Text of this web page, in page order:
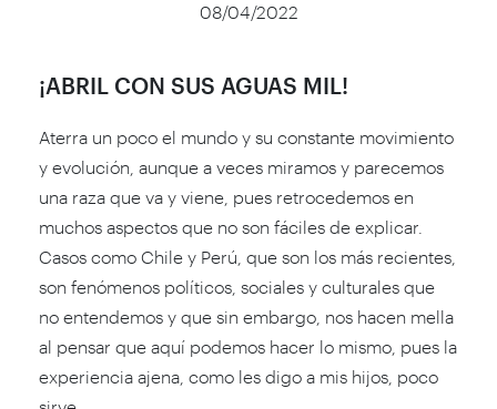
08/04/2022
¡ABRIL CON SUS AGUAS MIL!
Aterra un poco el mundo y su constante movimiento
y evolución, aunque a veces miramos y parecemos
una raza que va y viene, pues retrocedemos en
muchos aspectos que no son fáciles de explicar.
Casos como Chile y Perú, que son los más recientes,
son fenómenos políticos, sociales y culturales que
no entendemos y que sin embargo, nos hacen mella
al pensar que aquí podemos hacer lo mismo, pues la
experiencia ajena, como les digo a mis hijos, poco